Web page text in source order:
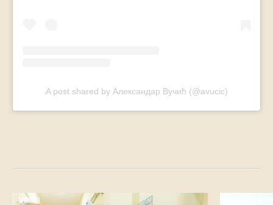
A post shared by Александар Вучић (@avucic)
VESTI